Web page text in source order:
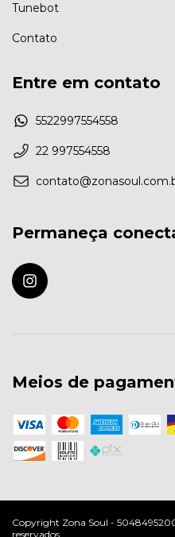
Tunebot
Contato
Entre em contato
5522997554558
22 997554558
Permaneça
Meios de
Copyright Zona Soul -
reservados.